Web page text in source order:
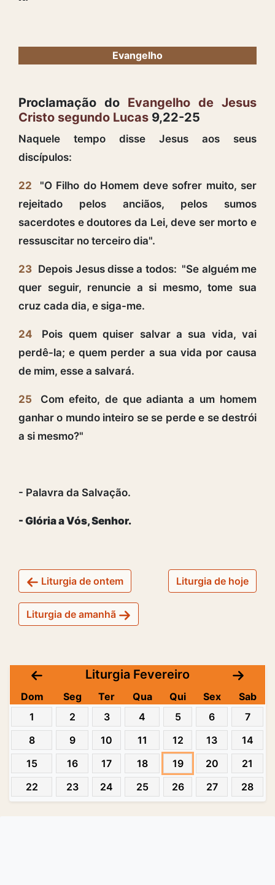
Evangelho
Proclamação do Evangelho de Jesus
Cristo segundo Lucas 9,22-25
Naquele tempo disse Jesus aos seus
discípulos:
22
"O Filho do Homem deve sofrer muito, ser
rejeitado pelos anciãos, pelos sumos
sacerdotes e doutores da Lei, deve ser morto e
ressuscitar no terceiro dia".
23 Depois Jesus disse a todos: "Se alguém me
quer seguir, renuncie a si mesmo, tome sua
cruz cada dia, e siga-me.
24
Pois quem quiser salvar a sua vida, vai
perdê-la; e quem perder a sua vida por causa
de mim, esse a salvará.
25
Com efeito, de que adianta a um homem
ganhar o mundo inteiro se se perde e se destrói
a si mesmo?"
- Palavra da Salvação.
- Glória a Vós, Senhor.
Liturgia de ontem Liturgia de hoje
Liturgia de amanhã
Liturgia Fevereiro
Dom Seg Ter Qua Qui Sex
Sab
1
2 3 4 5 6
7
8
9 10 11 12 13
14
15
16 17 18 19 20
21
22
23 24 25 26 27 28